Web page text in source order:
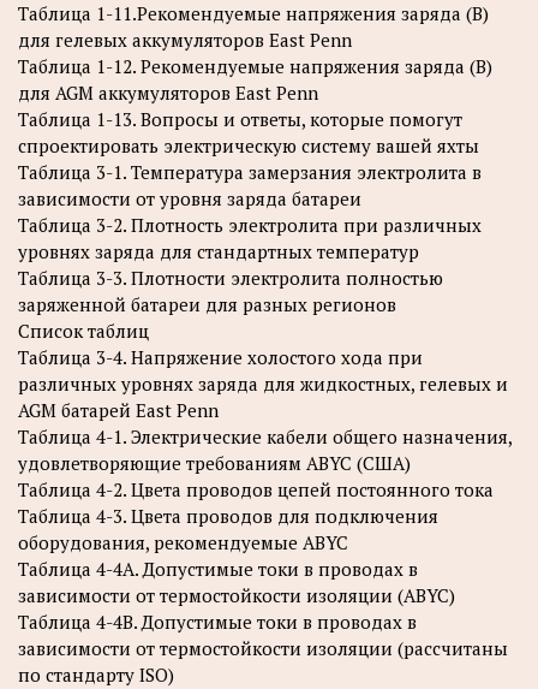
Таблица 1-11.Рекомендуемые напряжения заряда (В)
для гелевых аккумуляторов East Penn
Таблица 1-12. Рекомендуемые напряжения заряда (В)
для AGM аккумуляторов East Penn
Таблица 1-13. Вопросы и ответы, которые помогут
спроектировать электрическую систему вашей яхты
Таблица 3-1. Температура замерзания электролита в
зависимости от уровня заряда батареи
Таблица 3-2. Плотность электролита при различных
уровнях заряда для стандартных температур
Таблица 3-3. Плотности электролита полностью
заряженной батареи для разных регионов
Список таблиц
Таблица 3-4. Напряжение холостого хода при
различных уровнях заряда для жидкостных, гелевых и
AGM батарей East Penn
Таблица 4-1. Электрические кабели общего назначения,
удовлетворяющие требованиям ABYC (США)
Таблица 4-2. Цвета проводов цепей постоянного тока
Таблица 4-3. Цвета проводов для подключения
оборудования, рекомендуемые ABYC
Таблица 4-4А. Допустимые токи в проводах в
зависимости от термостойкости изоляции (ABYC)
Таблица 4-4В. Допустимые токи в проводах в
зависимости от термостойкости изоляции (рассчитаны
по стандарту ISO)